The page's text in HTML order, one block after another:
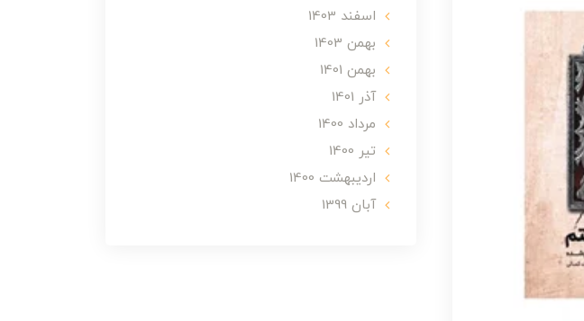
اسفند 1403
بهمن 1403
بهمن 1401
آذر 1401
مرداد 1400
تير 1400
ارديبهشت 1400
آبان 1399